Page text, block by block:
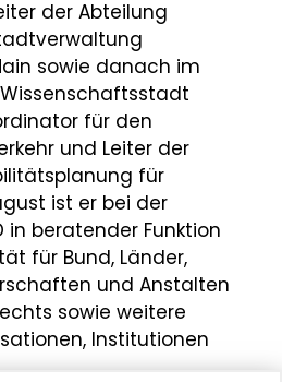
der Abteilung
sowie danach im
für den
und Leiter der
für
ist er bei der
in beratender Funktion
für Bund, Länder,
und Anstalten
sowie weitere
Institutionen